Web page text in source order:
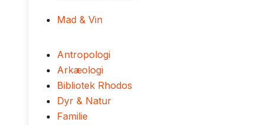
Mad & Vin
Antropologi
Arkæologi
Bibliotek Rhodos
Dyr & Natur
Familie